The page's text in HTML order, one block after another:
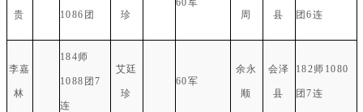
贵 1086团 珍 周 县 团6连
李嘉
林
184师
1088团7
连
艾廷
珍
60军
余永
顺
会泽
县
182师1080
团7连